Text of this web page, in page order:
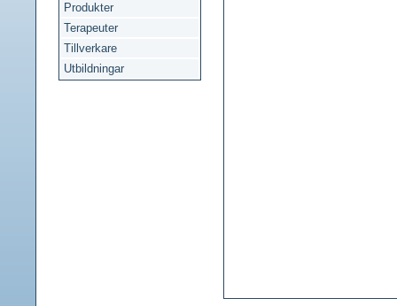
Produkter
Terapeuter
Tillverkare
Utbildningar